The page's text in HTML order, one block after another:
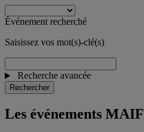
Événement recherché
Saisissez vos mot(s)-clé(s)
Recherche avancée
Rechercher
Les événements MAIF